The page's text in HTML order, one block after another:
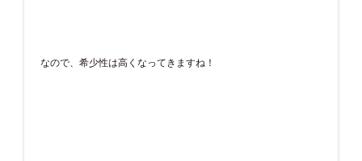
なので、希少性は高くなってきますね！